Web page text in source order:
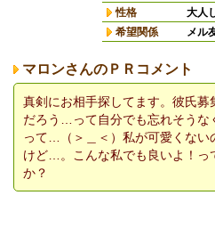
性格
大人
希望関係
メル
マロンさんのＰＲコメント
真剣にお相手探してます。彼氏
だろう…って自分でも忘れそうな
って…（＞＿＜）私が可愛くない
けど…。こんな私でも良いよ！っ
か？